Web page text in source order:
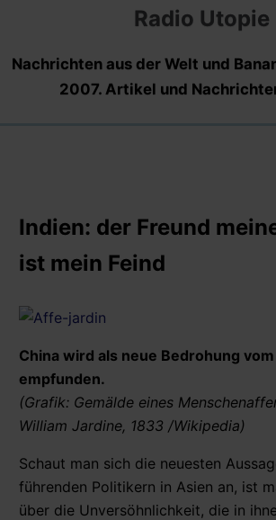
Radio Utopie
Nachrichten aus der Welt und
2007. Artikel und
Indien: der Freund
ist mein Feind
China wird als neue Bedrohung
empfunden.
(Grafik: Gemälde eines
William Jardine, 1833 /Wikipedia)
Schaut man sich die neuesten
führenden Politikern in Asien an, ist
über die Unversöhnlichkeit, die in